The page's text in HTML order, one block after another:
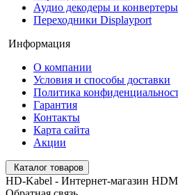
Аудио декодеры и конвертеры
Переходники Displayport
Информация
О компании
Условия и способы доставки
Политика
Гарантия
Контакты
Карта сайта
Акции
Каталог товаров
HD-Kabel - Интернет-магазин